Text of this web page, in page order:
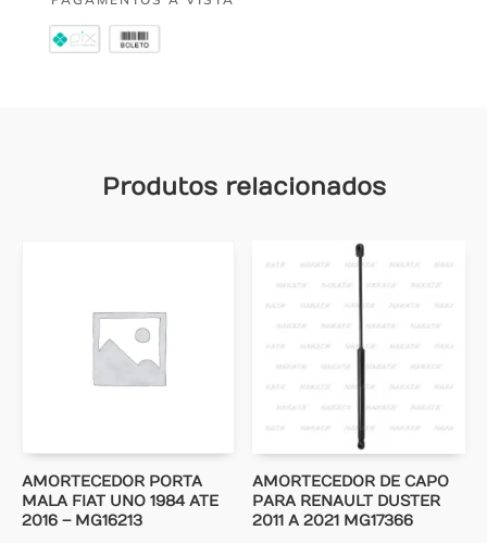
Produtos relacionados
AMORTECEDOR PORTA
MALA FIAT UNO 1984 ATE
2016 – MG16213
AMORTECEDOR DE CAPO
PARA RENAULT DUSTER
2011 A 2021 MG17366